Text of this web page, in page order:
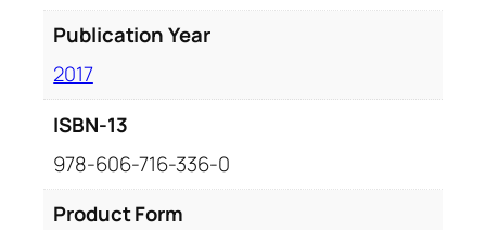
Publication Year
2017
ISBN-13
978-606-716-336-0
Product Form